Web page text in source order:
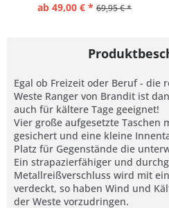
ab 49,00 € * 69,95 € *
Egal ob Freizeit oder Beruf - die
Weste Ranger von Brandit ist
auch für kältere Tage geeignet!
Vier große aufgesetzte Taschen
gesichert und eine kleine
Platz für Gegenstände die
Ein strapazierfähiger und
Metallreißverschluss wird mit
verdeckt, so haben Wind und
der Weste vorzudringen.